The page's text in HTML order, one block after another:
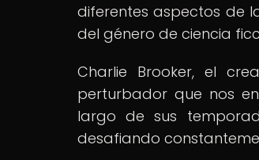
diferentes aspectos de
del género de ciencia
Charlie Brooker, el
perturbador que nos
largo de sus
desafiando